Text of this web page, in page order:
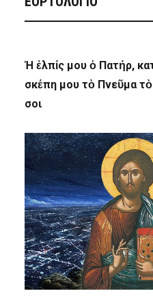
Ἡ ἐλπίς μου ὁ Πατήρ,
σκέπη μου τὸ Πνεῦμα τὸ
σοι